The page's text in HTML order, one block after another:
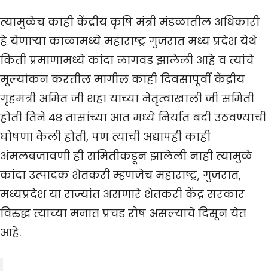
त्यामुळेच काही केंद्रीय कृषि मंत्री मंडळातील अधिकारी
हे येणाऱ्या काळामध्ये महाराष्ट्र गुजरात मध्य प्रदेश येथे
किती प्रमाणामध्ये कांदा लागवड झालेली आहे व त्यांचे
मूल्यांकन करतील मागील काही दिवसापूर्वी केंद्रीय
गृहमंत्री अमित जी शहा यांच्या नेतृत्वाखाली जी समिती
होती तिने ४८ तासांच्या आत मध्ये निर्यात बंदी उठवण्याची
घोषणा केली होती, पण त्याची अद्यापही काही
अंमलबजावणी ही समितीकडून झालेली नाही त्यामुळे
कांदा उत्पादक शेतकरी म्हणजेच महाराष्ट्र, गुजरात,
मध्यप्रदेश या राज्यांत असणारे शेतकरी केंद्र सरकार
विरुद्ध त्यांच्या मनात प्रचंड रोष असल्याचे दिसून येत
आहे.